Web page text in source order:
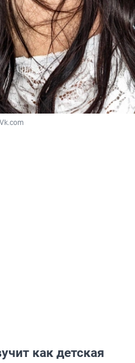
как детская